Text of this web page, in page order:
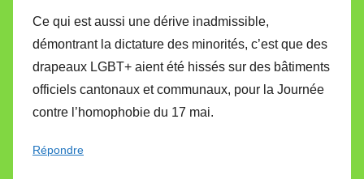
Ce qui est aussi une dérive inadmissible,
démontrant la dictature des minorités, c’est que des
drapeaux LGBT+ aient été hissés sur des bâtiments
officiels cantonaux et communaux, pour la Journée
contre l’homophobie du 17 mai.
Répondre